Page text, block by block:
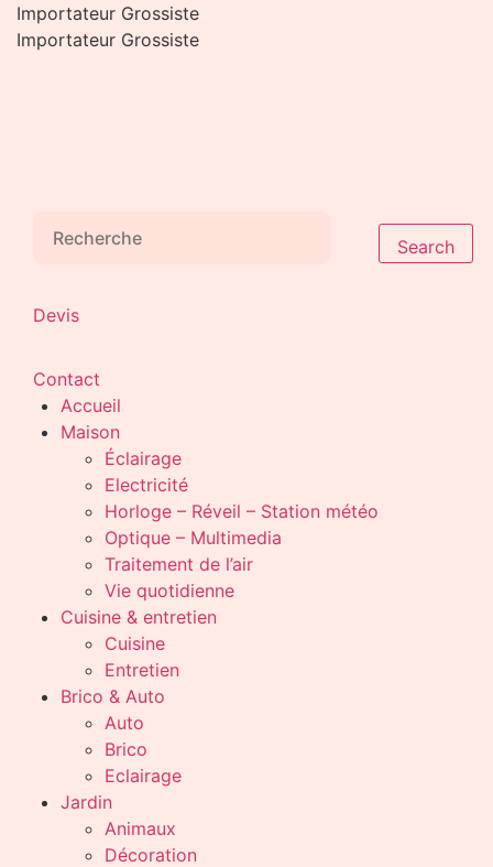
Aller
au
Importateur Grossiste
Importateur Grossiste
Search
Devis
Contact
Accueil
Maison
Éclairage
Electricité
Horloge – Réveil – Station météo
Optique – Multimedia
Traitement de l’air
Vie quotidienne
Cuisine & entretien
Cuisine
Entretien
Brico & Auto
Auto
Brico
Eclairage
Jardin
Animaux
Décoration